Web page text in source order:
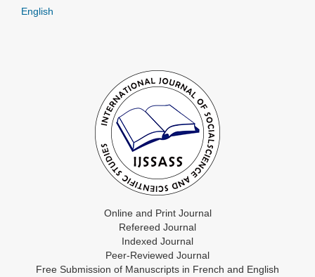
English
Online and Print Journal
Refereed Journal
Indexed Journal
Peer-Reviewed Journal
Free Submission of Manuscripts in French and English